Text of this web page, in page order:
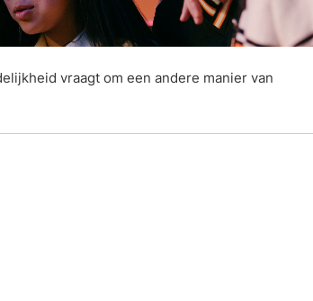
vraagt om een andere manier van